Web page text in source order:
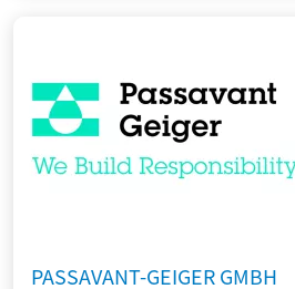
PASSAVANT-GEIGER GMBH